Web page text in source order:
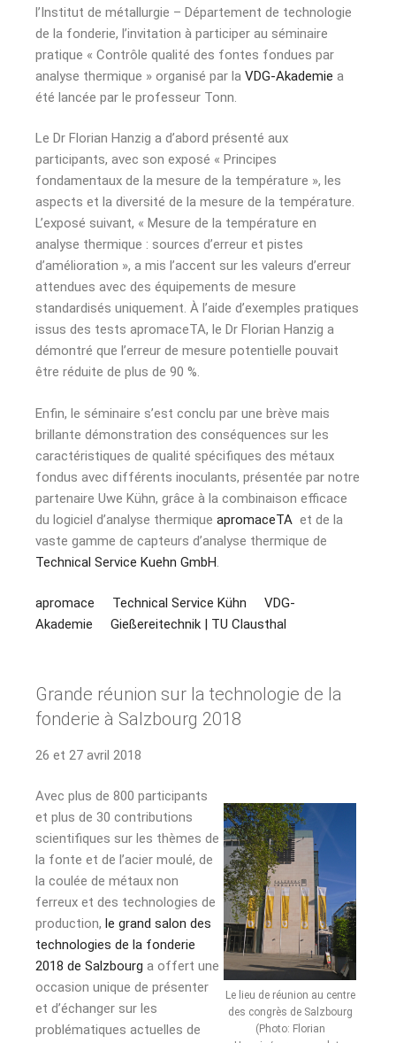
l’Institut de métallurgie – Département de technologie
de la fonderie, l’invitation à participer au séminaire
pratique « Contrôle qualité des fontes fondues par
analyse thermique » organisé par la VDG-Akademie a
été lancée par le professeur Tonn.
Le Dr Florian Hanzig a d’abord présenté aux
participants, avec son exposé « Principes
fondamentaux de la mesure de la température », les
aspects et la diversité de la mesure de la température.
L’exposé suivant, « Mesure de la température en
analyse thermique : sources d’erreur et pistes
d’amélioration », a mis l’accent sur les valeurs d’erreur
attendues avec des équipements de mesure
standardisés uniquement. À l’aide d’exemples pratiques
issus des tests apromaceTA, le Dr Florian Hanzig a
démontré que l’erreur de mesure potentielle pouvait
être réduite de plus de 90 %.
Enfin, le séminaire s’est conclu par une brève mais
brillante démonstration des conséquences sur les
caractéristiques de qualité spécifiques des métaux
fondus avec différents inoculants, présentée par notre
partenaire Uwe Kühn, grâce à la combinaison efficace
du logiciel d’analyse thermique apromaceTA et de la
vaste gamme de capteurs d’analyse thermique de
Technical Service Kuehn GmbH.
apromace Technical Service Kühn
VDG-
Akademie
Gießereitechnik | TU Clausthal
Grande réunion sur la technologie de la
fonderie à Salzbourg 2018
26 et 27 avril 2018
Le lieu de réunion au centre
des congrès de Salzbourg
(Photo: Florian
Avec plus de 800 participants
et plus de 30 contributions
scientifiques sur les thèmes de
la fonte et de l’acier moulé, de
la coulée de métaux non
ferreux et des technologies de
production, le grand salon des
technologies de la fonderie
2018 de Salzbourg a offert une
occasion unique de présenter
et d’échanger sur les
problématiques actuelles de